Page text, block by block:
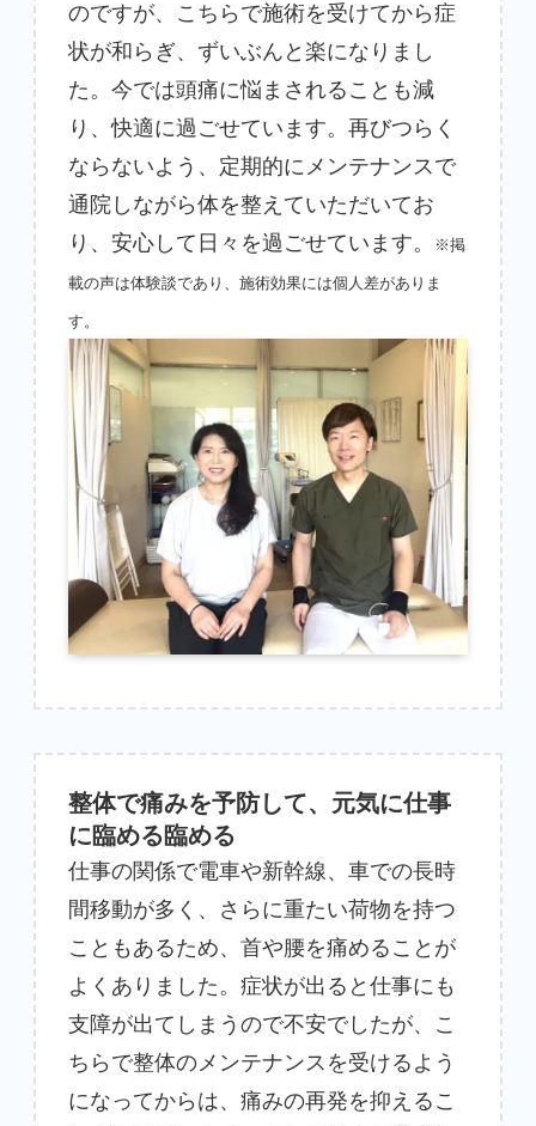
のですが、こちらで施術を受けてから症
状が和らぎ、ずいぶんと楽になりまし
た。今では頭痛に悩まされることも減
り、快適に過ごせています。再びつらく
ならないよう、定期的にメンテナンスで
通院しながら体を整えていただいてお
り、安心して日々を過ごせています。
※掲
載の声は体験談であり、施術効果には個人差がありま
す。
整体で痛みを予防して、元気に仕事
に臨める臨める
仕事の関係で電車や新幹線、車での長時
間移動が多く、さらに重たい荷物を持つ
こともあるため、首や腰を痛めることが
よくありました。症状が出ると仕事にも
支障が出てしまうので不安でしたが、こ
ちらで整体のメンテナンスを受けるよう
になってからは、痛みの再発を抑えるこ